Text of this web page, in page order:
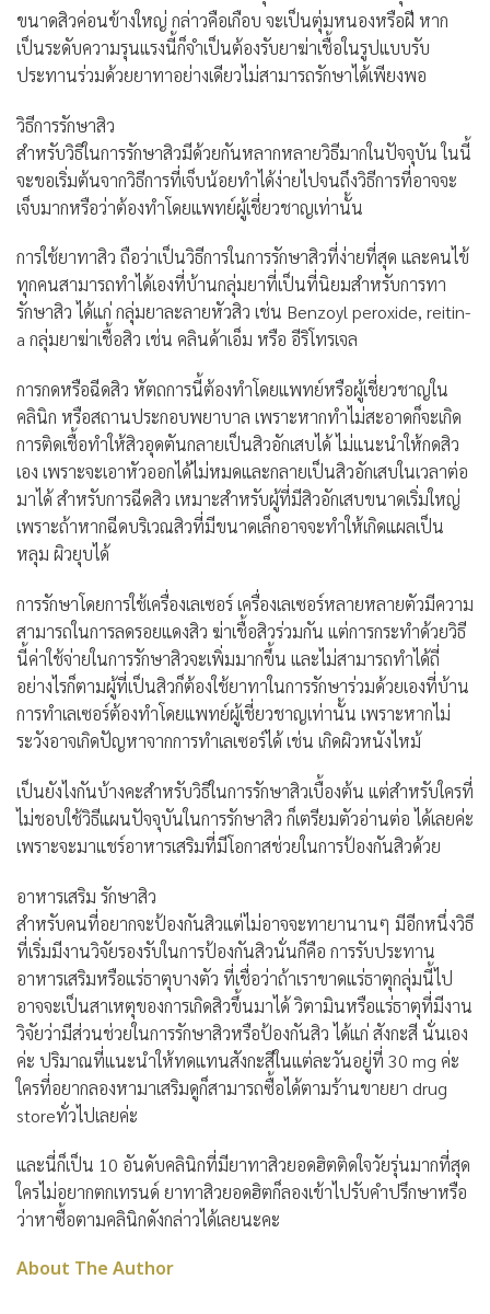
ขนาดสิวค่อนข้างใหญ่ กล่าวคือเกือบ จะเป็นตุ่มหนองหรือฝี หาก
เป็นระดับความรุนแรงนี้ก็จำเป็นต้องรับยาฆ่าเชื้อในรูปแบบรับ
ประทานร่วมด้วยยาทาอย่างเดียวไม่สามารถรักษาได้เพียงพอ
วิธีการรักษาสิว
สำหรับวิธีในการรักษาสิวมีด้วยกันหลากหลายวิธีมากในปัจจุบัน ในนี้
จะขอเริ่มต้นจากวิธีการที่เจ็บน้อยทำได้ง่ายไปจนถึงวิธีการที่อาจจะ
เจ็บมากหรือว่าต้องทำโดยแพทย์ผู้เชี่ยวชาญเท่านั้น
การใช้ยาทาสิว ถือว่าเป็นวิธีการในการรักษาสิวที่ง่ายที่สุด และคนไข้
ทุกคนสามารถทำได้เองที่บ้านกลุ่มยาที่เป็นที่นิยมสำหรับการทา
รักษาสิว ได้แก่ กลุ่มยาละลายหัวสิว เช่น Benzoyl peroxide, reitin-
a กลุ่มยาฆ่าเชื้อสิว เช่น คลินด้าเอ็ม หรือ อีริโทรเจล
การกดหรือฉีดสิว หัตถการนี้ต้องทำโดยแพทย์หรือผู้เชี่ยวชาญใน
คลินิก หรือสถานประกอบพยาบาล เพราะหากทำไม่สะอาดก็จะเกิด
การติดเชื้อทำให้สิวอุดตันกลายเป็นสิวอักเสบได้ ไม่แนะนำให้กดสิว
เอง เพราะจะเอาหัวออกได้ไม่หมดและกลายเป็นสิวอักเสบในเวลาต่อ
มาได้ สำหรับการฉีดสิว เหมาะสำหรับผู้ที่มีสิวอักเสบขนาดเริ่มใหญ่
เพราะถ้าหากฉีดบริเวณสิวที่มีขนาดเล็กอาจจะทำให้เกิดแผลเป็น
หลุม ผิวยุบได้
การรักษาโดยการใช้เครื่องเลเซอร์ เครื่องเลเซอร์หลายหลายตัวมีความ
สามารถในการลดรอยแดงสิว ฆ่าเชื้อสิวร่วมกัน แต่การกระทำด้วยวิธี
นี้ค่าใช้จ่ายในการรักษาสิวจะเพิ่มมากขึ้น และไม่สามารถทำได้ถี่
อย่างไรก็ตามผู้ที่เป็นสิวก็ต้องใช้ยาทาในการรักษาร่วมด้วยเองที่บ้าน
การทำเลเซอร์ต้องทำโดยแพทย์ผู้เชี่ยวชาญเท่านั้น เพราะหากไม่
ระวังอาจเกิดปัญหาจากการทำเลเซอร์ได้ เช่น เกิดผิวหนังไหม้
เป็นยังไงกันบ้างคะสำหรับวิธีในการรักษาสิวเบื้องต้น แต่สำหรับใครที่
ไม่ชอบใช้วิธีแผนปัจจุบันในการรักษาสิว ก็เตรียมตัวอ่านต่อ ได้เลยค่ะ
เพราะจะมาแชร์อาหารเสริมที่มีโอกาสช่วยในการป้องกันสิวด้วย
อาหารเสริม รักษาสิว
สำหรับคนที่อยากจะป้องกันสิวแต่ไม่อาจจะทายานานๆ มีอีกหนึ่งวิธี
ที่เริ่มมีงานวิจัยรองรับในการป้องกันสิวนั่นก็คือ การรับประทาน
อาหารเสริมหรือแร่ธาตุบางตัว ที่เชื่อว่าถ้าเราขาดแร่ธาตุกลุ่มนี้ไป
อาจจะเป็นสาเหตุของการเกิดสิวขึ้นมาได้ วิตามินหรือแร่ธาตุที่มีงาน
วิจัยว่ามีส่วนช่วยในการรักษาสิวหรือป้องกันสิว ได้แก่ สังกะสี นั่นเอง
ค่ะ ปริมาณที่แนะนำให้ทดแทนสังกะสีในแต่ละวันอยู่ที่ 30 mg ค่ะ
ใครที่อยากลองหามาเสริมดูก็สามารถซื้อได้ตามร้านขายยา drug
storeทั่วไปเลยค่ะ
และนี่ก็เป็น 10 อันดับคลินิกที่มียาทาสิวยอดฮิตติดใจวัยรุ่นมากที่สุด
ใครไม่อยากตกเทรนด์ ยาทาสิวยอดฮิตก็ลองเข้าไปรับคำปรึกษาหรือ
ว่าหาซื้อตามคลินิกดังกล่าวได้เลยนะคะ
About The Author